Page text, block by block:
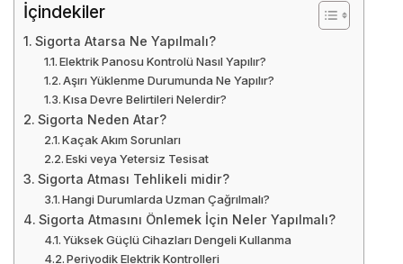
İçindekiler
Sigorta Atarsa Ne Yapılmalı?
Elektrik Panosu Kontrolü Nasıl Yapılır?
Aşırı Yüklenme Durumunda Ne Yapılır?
Kısa Devre Belirtileri Nelerdir?
Sigorta Neden Atar?
Kaçak Akım Sorunları
Eski veya Yetersiz Tesisat
Sigorta Atması Tehlikeli midir?
Hangi Durumlarda Uzman Çağrılmalı?
Sigorta Atmasını Önlemek İçin Neler Yapılmalı?
Yüksek Güçlü Cihazları Dengeli Kullanma
Periyodik Elektrik Kontrolleri